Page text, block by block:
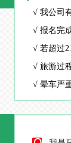
√ 我公司
√ 报名完
√ 若超过
√ 旅游过
√ 晕车严